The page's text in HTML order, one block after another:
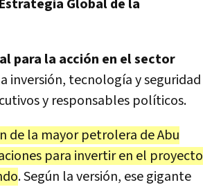
Estrategia Global de la
para la acción en el sector
inversión, tecnología y seguridad
y responsables políticos.
de la mayor petrolera de Abu
para invertir en el proyecto
. Según la versión, ese gigante